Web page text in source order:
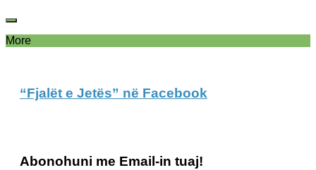
More
“Fjalët e Jetës” në Facebook
Abonohuni me Email-in tuaj!